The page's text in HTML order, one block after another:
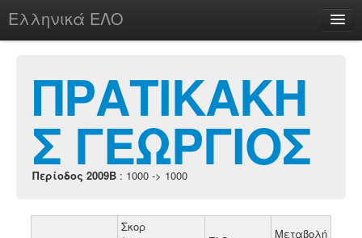
Ελληνικά ΕΛΟ
chesstu.be @ discord
Login
ΠΡΑΤΙΚΑΚΗ
Σ ΓΕΩΡΓΙΟΣ
Περίοδος 2009B : 1000 -> 1000
Σκορ
Μεταβολή